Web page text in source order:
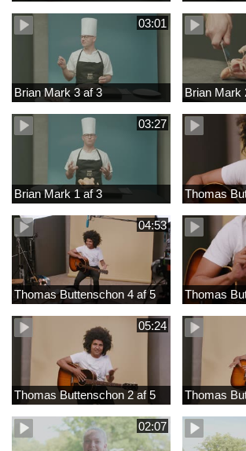
03:01
Brian Mark 3 af 3 Brian Mark
03:27
Brian Mark 1 af 3 Thomas
04:53
Thomas Buttenschon 4 af 5 Thomas
05:24
Thomas Buttenschon 2 af 5 Thomas
02:07